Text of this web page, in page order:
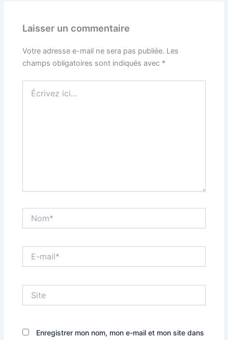
Laisser un commentaire
Votre adresse e-mail ne sera pas publiée. Les
champs obligatoires sont indiqués avec *
ici…
mail*
Enregistrer mon nom, mon e-mail et mon site dans